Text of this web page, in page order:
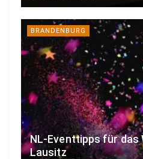
BRANDENBURG
NL-Eventtipps für das
Lausitz